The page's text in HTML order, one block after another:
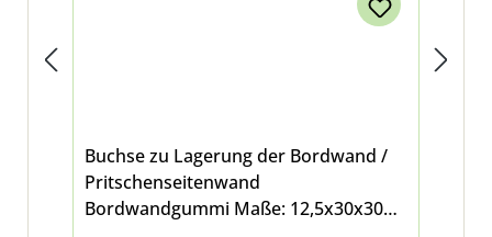
Buchse zu Lagerung der Bordwand /
Pritschenseitenwand
Bordwandgummi Maße: 12,5x30x30